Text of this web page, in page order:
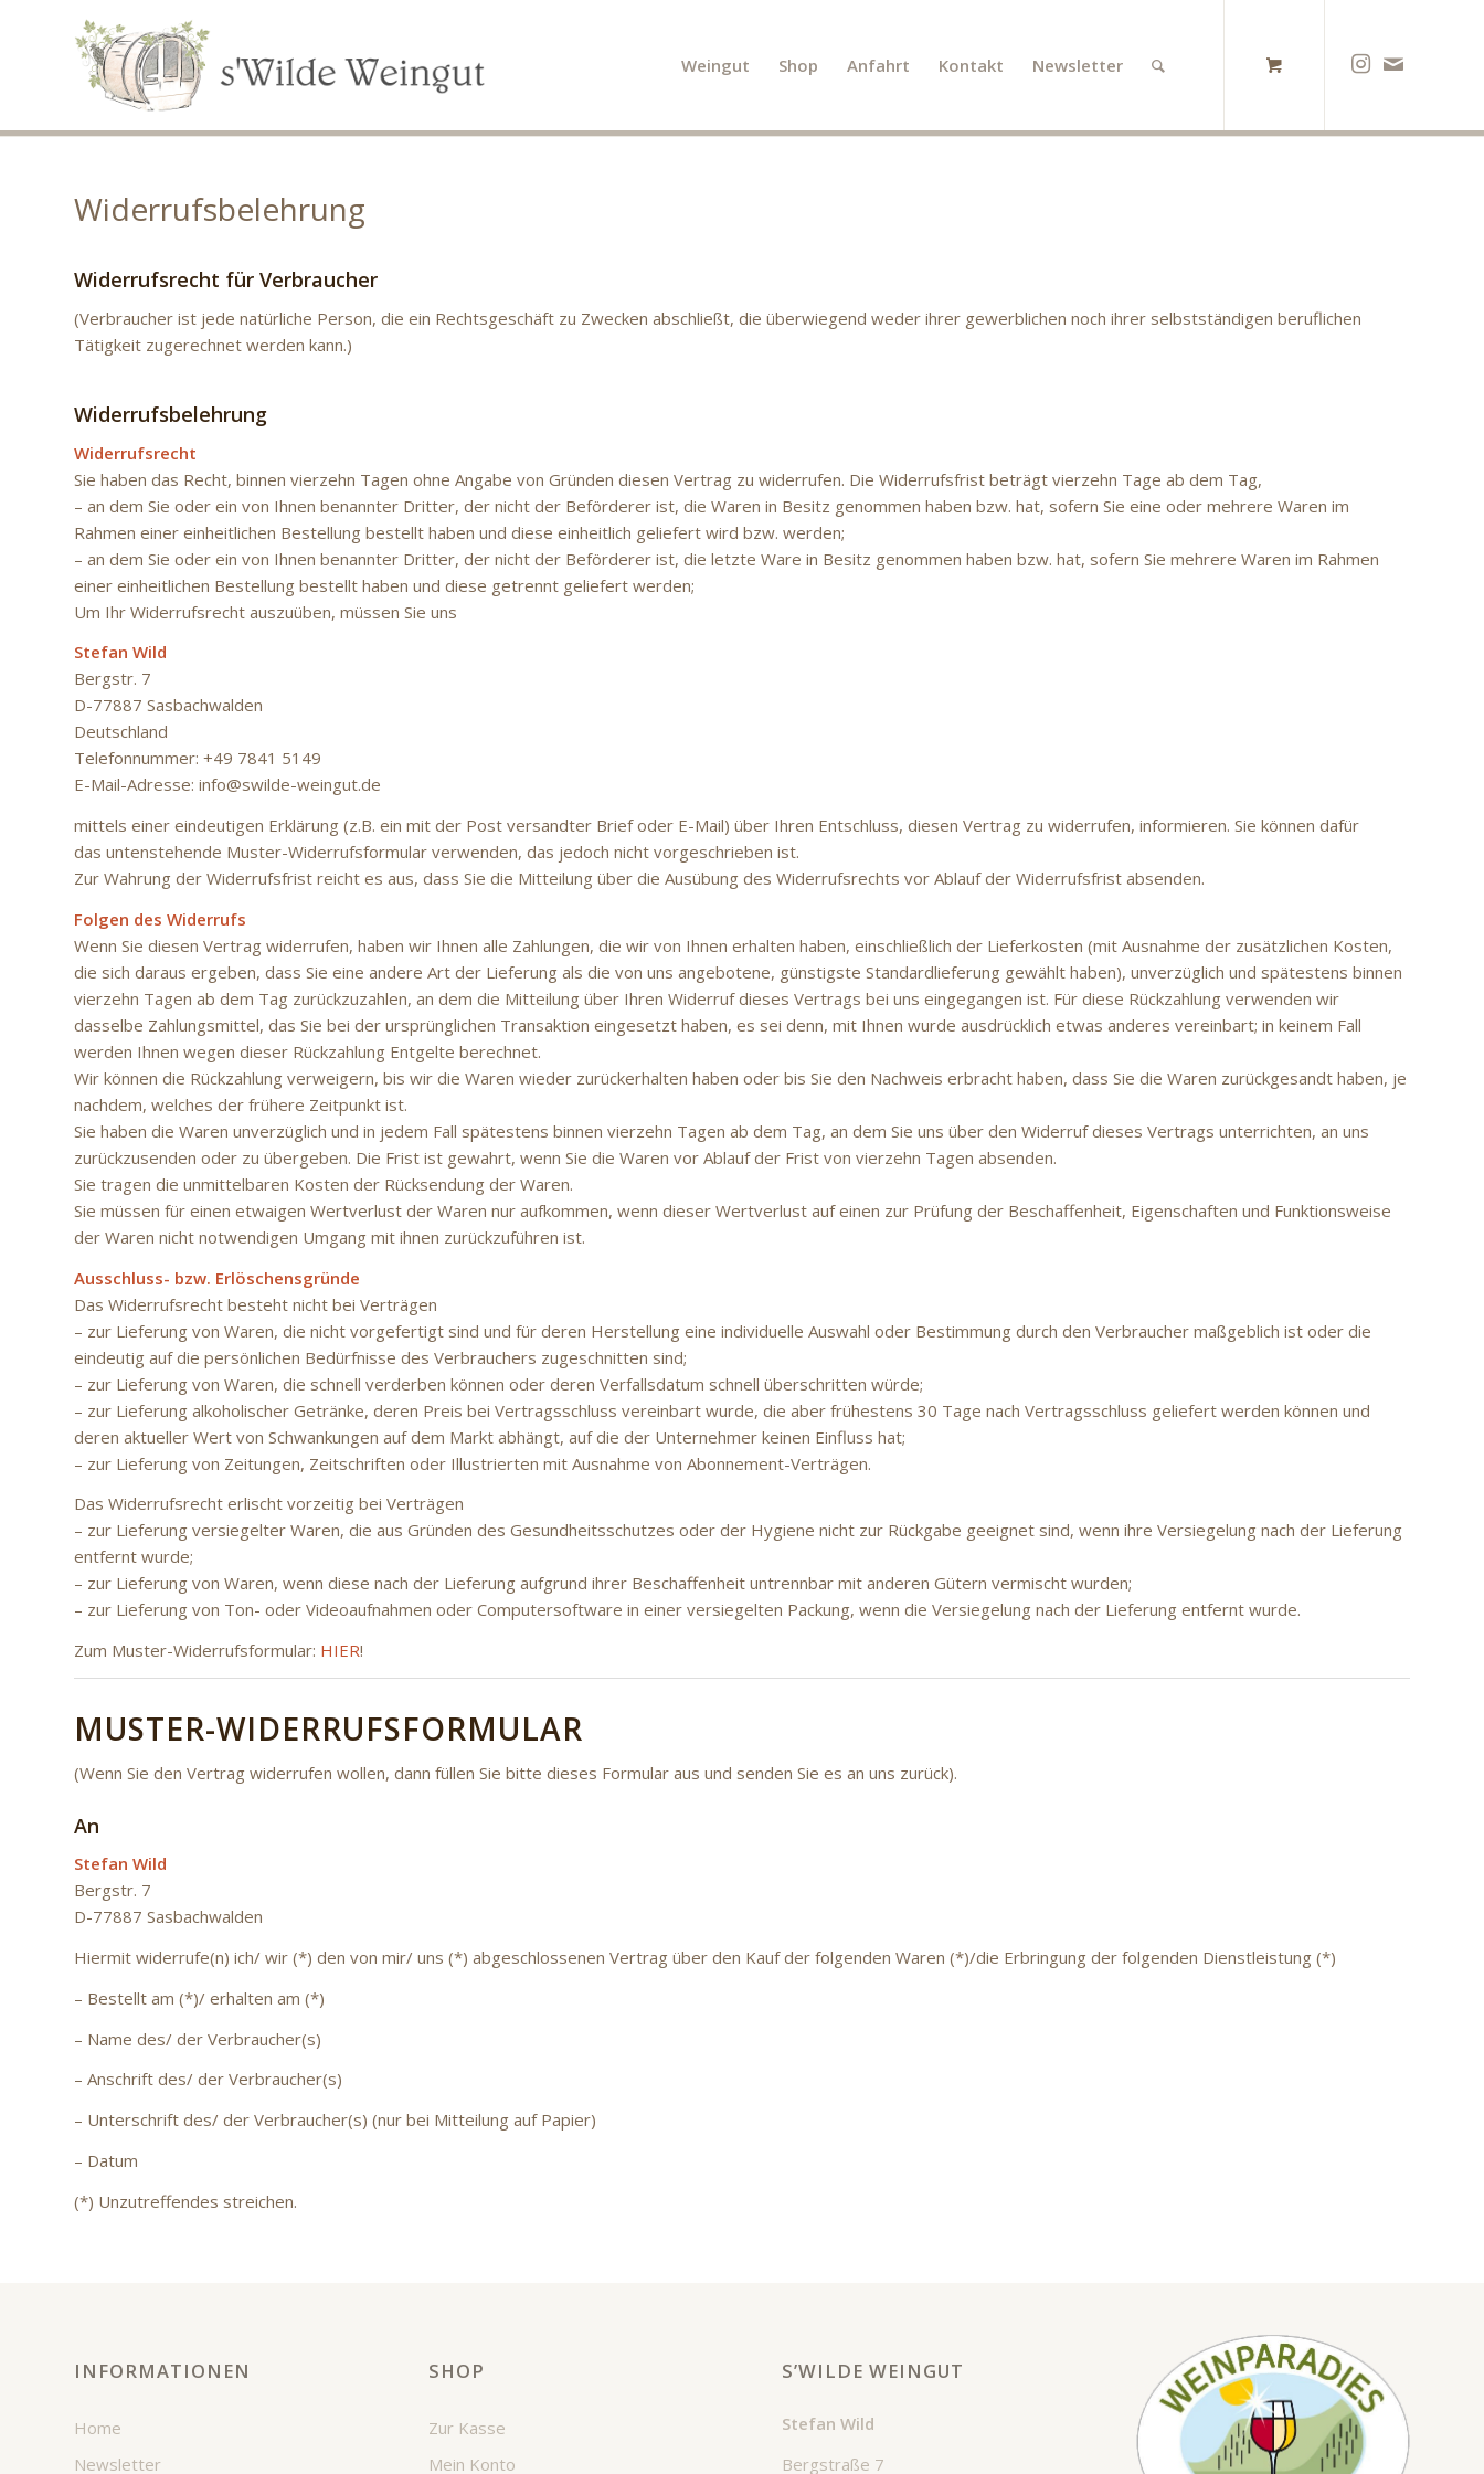
Weingut Shop Anfahrt Kontakt Newsletter
Widerrufsbelehrung
Widerrufsrecht für Verbraucher
(Verbraucher ist jede natürliche Person, die ein Rechtsgeschäft zu Zwecken abschließt, die überwiegend weder ihrer gewerblichen noch ihrer selbstständigen beruflichen
Tätigkeit zugerechnet werden kann.)
Widerrufsbelehrung
Widerrufsrecht
Sie haben das Recht, binnen vierzehn Tagen ohne Angabe von Gründen diesen Vertrag zu widerrufen. Die Widerrufsfrist beträgt vierzehn Tage ab dem Tag,
– an dem Sie oder ein von Ihnen benannter Dritter, der nicht der Beförderer ist, die Waren in Besitz genommen haben bzw. hat, sofern Sie eine oder mehrere Waren im
Rahmen einer einheitlichen Bestellung bestellt haben und diese einheitlich geliefert wird bzw. werden;
– an dem Sie oder ein von Ihnen benannter Dritter, der nicht der Beförderer ist, die letzte Ware in Besitz genommen haben bzw. hat, sofern Sie mehrere Waren im Rahmen
einer einheitlichen Bestellung bestellt haben und diese getrennt geliefert werden;
Um Ihr Widerrufsrecht auszuüben, müssen Sie uns
Stefan Wild
Bergstr. 7
D-77887 Sasbachwalden
Deutschland
Telefonnummer: +49 7841 5149
E-Mail-Adresse: info@swilde-weingut.de
mittels einer eindeutigen Erklärung (z.B. ein mit der Post versandter Brief oder E-Mail) über Ihren Entschluss, diesen Vertrag zu widerrufen, informieren. Sie können dafür
das untenstehende Muster-Widerrufsformular verwenden, das jedoch nicht vorgeschrieben ist.
Zur Wahrung der Widerrufsfrist reicht es aus, dass Sie die Mitteilung über die Ausübung des Widerrufsrechts vor Ablauf der Widerrufsfrist absenden.
Folgen des Widerrufs
Wenn Sie diesen Vertrag widerrufen, haben wir Ihnen alle Zahlungen, die wir von Ihnen erhalten haben, einschließlich der Lieferkosten (mit Ausnahme der zusätzlichen Kosten,
die sich daraus ergeben, dass Sie eine andere Art der Lieferung als die von uns angebotene, günstigste Standardlieferung gewählt haben), unverzüglich und spätestens binnen
vierzehn Tagen ab dem Tag zurückzuzahlen, an dem die Mitteilung über Ihren Widerruf dieses Vertrags bei uns eingegangen ist. Für diese Rückzahlung verwenden wir
dasselbe Zahlungsmittel, das Sie bei der ursprünglichen Transaktion eingesetzt haben, es sei denn, mit Ihnen wurde ausdrücklich etwas anderes vereinbart; in keinem Fall
werden Ihnen wegen dieser Rückzahlung Entgelte berechnet.
Wir können die Rückzahlung verweigern, bis wir die Waren wieder zurückerhalten haben oder bis Sie den Nachweis erbracht haben, dass Sie die Waren zurückgesandt haben, je
nachdem, welches der frühere Zeitpunkt ist.
Sie haben die Waren unverzüglich und in jedem Fall spätestens binnen vierzehn Tagen ab dem Tag, an dem Sie uns über den Widerruf dieses Vertrags unterrichten, an uns
zurückzusenden oder zu übergeben. Die Frist ist gewahrt, wenn Sie die Waren vor Ablauf der Frist von vierzehn Tagen absenden.
Sie tragen die unmittelbaren Kosten der Rücksendung der Waren.
Sie müssen für einen etwaigen Wertverlust der Waren nur aufkommen, wenn dieser Wertverlust auf einen zur Prüfung der Beschaffenheit, Eigenschaften und Funktionsweise
der Waren nicht notwendigen Umgang mit ihnen zurückzuführen ist.
Ausschluss- bzw. Erlöschensgründe
Das Widerrufsrecht besteht nicht bei Verträgen
– zur Lieferung von Waren, die nicht vorgefertigt sind und für deren Herstellung eine individuelle Auswahl oder Bestimmung durch den Verbraucher maßgeblich ist oder die
eindeutig auf die persönlichen Bedürfnisse des Verbrauchers zugeschnitten sind;
– zur Lieferung von Waren, die schnell verderben können oder deren Verfallsdatum schnell überschritten würde;
– zur Lieferung alkoholischer Getränke, deren Preis bei Vertragsschluss vereinbart wurde, die aber frühestens 30 Tage nach Vertragsschluss geliefert werden können und
deren aktueller Wert von Schwankungen auf dem Markt abhängt, auf die der Unternehmer keinen Einfluss hat;
– zur Lieferung von Zeitungen, Zeitschriften oder Illustrierten mit Ausnahme von Abonnement-Verträgen.
Das Widerrufsrecht erlischt vorzeitig bei Verträgen
– zur Lieferung versiegelter Waren, die aus Gründen des Gesundheitsschutzes oder der Hygiene nicht zur Rückgabe geeignet sind, wenn ihre Versiegelung nach der Lieferung
entfernt wurde;
– zur Lieferung von Waren, wenn diese nach der Lieferung aufgrund ihrer Beschaffenheit untrennbar mit anderen Gütern vermischt wurden;
– zur Lieferung von Ton- oder Videoaufnahmen oder Computersoftware in einer versiegelten Packung, wenn die Versiegelung nach der Lieferung entfernt wurde.
Zum Muster-Widerrufsformular: HIER!
MUSTER-WIDERRUFSFORMULAR
(Wenn Sie den Vertrag widerrufen wollen, dann füllen Sie bitte dieses Formular aus und senden Sie es an uns zurück).
An
Stefan Wild
Bergstr. 7
D-77887 Sasbachwalden
Hiermit widerrufe(n) ich/ wir (*) den von mir/ uns (*) abgeschlossenen Vertrag über den Kauf der folgenden Waren (*)/die Erbringung der folgenden Dienstleistung (*)
– Bestellt am (*)/ erhalten am (*)
– Name des/ der Verbraucher(s)
– Anschrift des/ der Verbraucher(s)
– Unterschrift des/ der Verbraucher(s) (nur bei Mitteilung auf Papier)
– Datum
(*) Unzutreffendes streichen.
INFORMATIONEN
Home
Newsletter
SHOP
Zur Kasse
Mein Konto
S’WILDE WEINGUT
Stefan Wild
Bergstraße 7